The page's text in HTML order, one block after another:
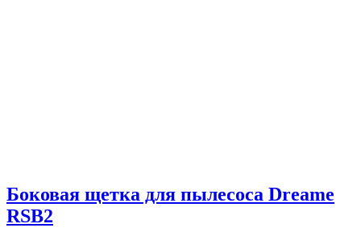
Боковая щетка для пылесоса Dreame
RSB2